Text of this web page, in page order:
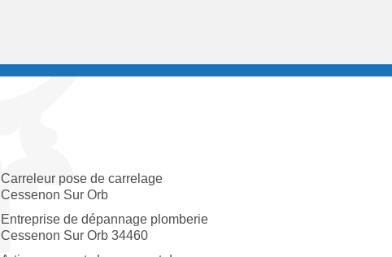
Carreleur pose de carrelage
Cessenon Sur Orb
Entreprise de dépannage plomberie
Cessenon Sur Orb 34460